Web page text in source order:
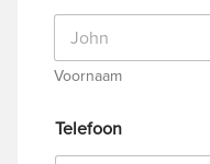
Voornaam
Telefoon